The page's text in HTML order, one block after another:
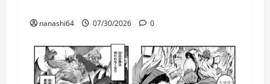
nanashi64 07/30/2026 0